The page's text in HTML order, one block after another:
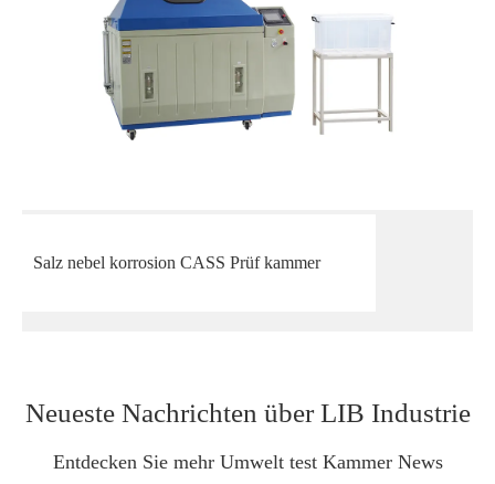
Salz nebel korrosion CASS Prüf kammer
Neueste Nachrichten über LIB Industrie
Entdecken Sie mehr Umwelt test Kammer News